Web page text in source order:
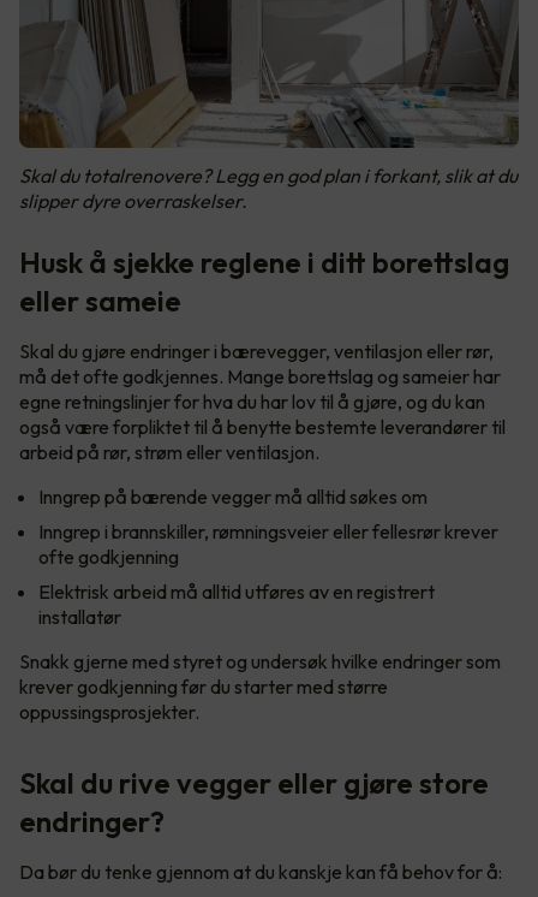
Skal du totalrenovere? Legg en god plan i forkant, slik at du
slipper dyre overraskelser.
Husk å sjekke reglene i ditt borettslag
eller sameie
Skal du gjøre endringer i bærevegger, ventilasjon eller rør,
må det ofte godkjennes. Mange borettslag og sameier har
egne retningslinjer for hva du har lov til å gjøre, og du kan
også være forpliktet til å benytte bestemte leverandører til
arbeid på rør, strøm eller ventilasjon.
Inngrep på bærende vegger må alltid søkes om
Inngrep i brannskiller, rømningsveier eller fellesrør krever
ofte godkjenning
Elektrisk arbeid må alltid utføres av en registrert
installatør
Snakk gjerne med styret og undersøk hvilke endringer som
krever godkjenning før du starter med større
oppussingsprosjekter.
Skal du rive vegger eller gjøre store
endringer?
Da bør du tenke gjennom at du kanskje kan få behov for å: